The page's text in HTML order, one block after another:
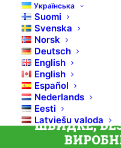
Українська
Suomi
Svenska
Norsk
Deutsch
English
English
Español
Nederlands
Eesti
Latviešu valoda
ШВИДКЕ,